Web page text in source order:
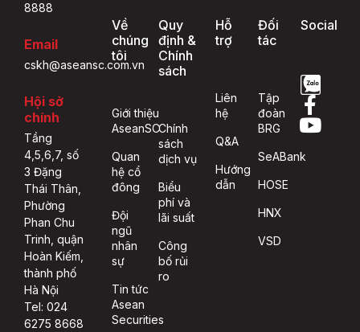
8888
Email
cskh@aseansc.com.vn
Hội sở
chính
Tầng
4,5,6,7, số
3 Đặng
Thái Thân,
Phường
Phan Chu
Trinh, quận
Hoàn Kiếm,
thành phố
Hà Nội
Tel: 024
6275 8668
Về
chúng
tôi
Giới thiệu
AseanSC
Quan
hệ cổ
đông
Đội
ngũ
nhân
sự
Tin tức
Asean
Securities
Quy
định &
Chính
sách
Chính
sách
dịch vụ
Biểu
phí và
lãi suất
Công
bố rủi
ro
Hỗ
trợ
Liên
hệ
Q&A
Hướng
dẫn
Đối
tác
Tập
đoàn
BRG
SeABank
HOSE
HNX
VSD
Social